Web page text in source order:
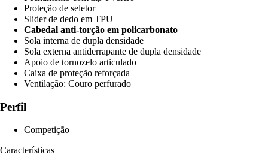
Proteção de seletor
Slider de dedo em TPU
Cabedal anti-torção em policarbonato
Sola interna de dupla densidade
Sola externa antiderrapante de dupla densidade
Apoio de tornozelo articulado
Caixa de proteção reforçada
Ventilação: Couro perfurado
Perfil
Competição
Características